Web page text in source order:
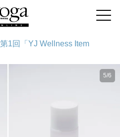
1回「YJ Wellness Item
5/6